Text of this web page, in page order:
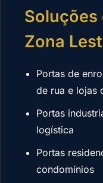
Soluções
Zona
Portas de
de rua e lojas
Portas
logística
Portas
condomínios